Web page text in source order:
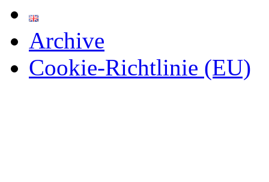
Archive
Cookie-Richtlinie (EU)